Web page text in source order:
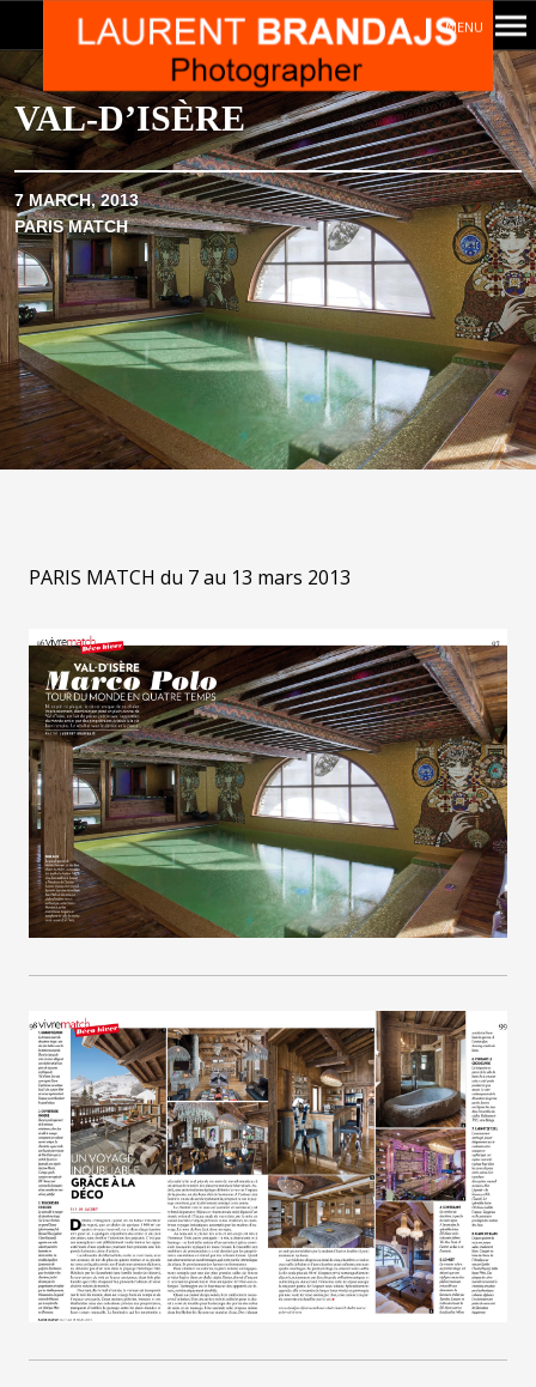
Navigation
principale
MENU
VAL-D’ISÈRE
7 MARCH, 2013
PARIS MATCH
PARIS MATCH du 7 au 13 mars 2013